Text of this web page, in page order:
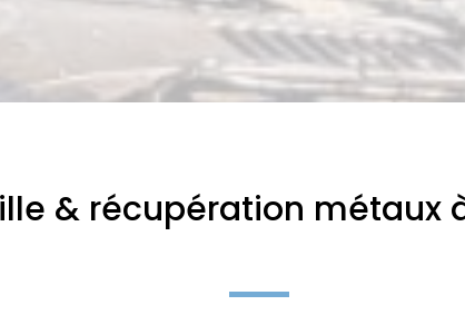
& récupération métaux